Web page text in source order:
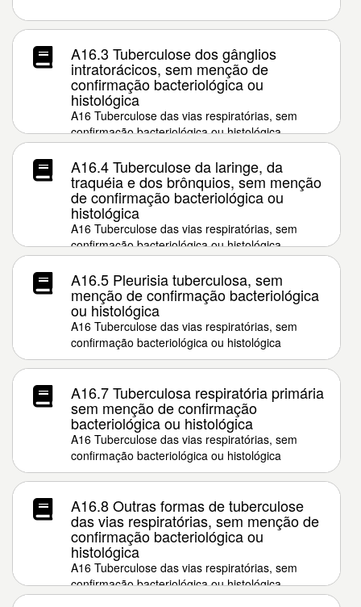
A16.3 Tuberculose dos gânglios
intratorácicos, sem menção de
confirmação bacteriológica ou
histológica
A16 Tuberculose das vias respiratórias, sem
confirmação bacteriológica ou histológica
A16.4 Tuberculose da laringe, da
traquéia e dos brônquios, sem menção
de confirmação bacteriológica ou
histológica
A16 Tuberculose das vias respiratórias, sem
confirmação bacteriológica ou histológica
A16.5 Pleurisia tuberculosa, sem
menção de confirmação bacteriológica
ou histológica
A16 Tuberculose das vias respiratórias, sem
confirmação bacteriológica ou histológica
A16.7 Tuberculosa respiratória primária
sem menção de confirmação
bacteriológica ou histológica
A16 Tuberculose das vias respiratórias, sem
confirmação bacteriológica ou histológica
A16.8 Outras formas de tuberculose
das vias respiratórias, sem menção de
confirmação bacteriológica ou
histológica
A16 Tuberculose das vias respiratórias, sem
confirmação bacteriológica ou histológica